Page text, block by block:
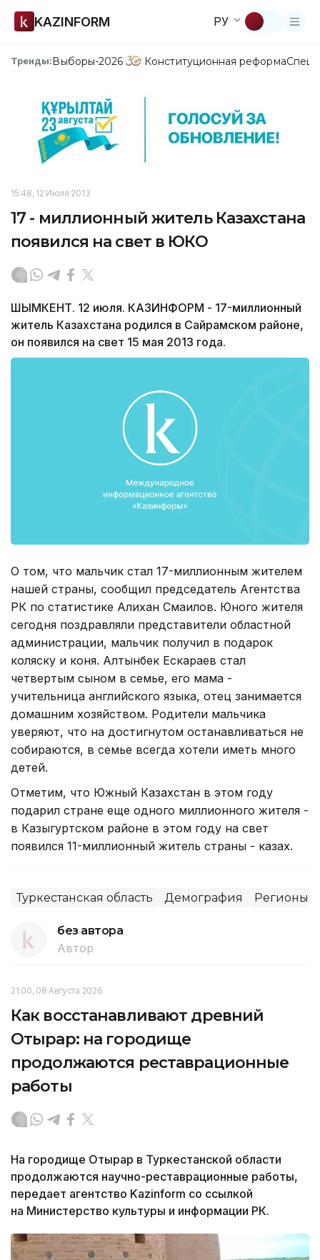
KAZINFORM РУ
Тренды:Выборы-2026 Конституционная реформа
15:48, 12 Июля 2013
17 - миллионный житель Казахстана
появился на свет в ЮКО
ШЫМКЕНТ. 12 июля. КАЗИНФОРМ - 17-миллионный
житель Казахстана родился в Сайрамском районе,
он появился на свет 15 мая 2013 года.
О том, что мальчик стал 17-миллионным жителем
нашей страны, сообщил председатель Агентства
РК по статистике Алихан Смаилов. Юного жителя
сегодня поздравляли представители областной
администрации, мальчик получил в подарок
коляску и коня. Алтынбек Ескараев стал
четвертым сыном в семье, его мама -
учительница английского языка, отец занимается
домашним хозяйством. Родители мальчика
уверяют, что на достигнутом останавливаться не
собираются, в семье всегда хотели иметь много
детей.
Отметим, что Южный Казахстан в этом году
подарил стране еще одного миллионного жителя -
в Казыгуртском районе в этом году на свет
появился 11-миллионный житель страны - казах.
Туркестанская область Демография Регионы
без автора
Автор
21:00, 08 Августа 2026
Как восстанавливают древний
Отырар: на городище
продолжаются реставрационные
работы
На городище Отырар в Туркестанской области
продолжаются научно-реставрационные работы,
передает агентство Kazinform со ссылкой
на Министерство культуры и информации РК.